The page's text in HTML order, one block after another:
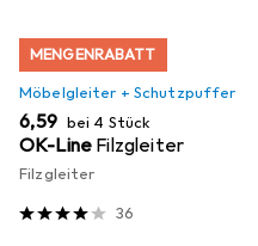
MENGENRABATT
Möbelgleiter + Schutzpuffer
EUR
6,59 bei 4 Stück
OK-Line Filzgleiter
Filzgleiter
36